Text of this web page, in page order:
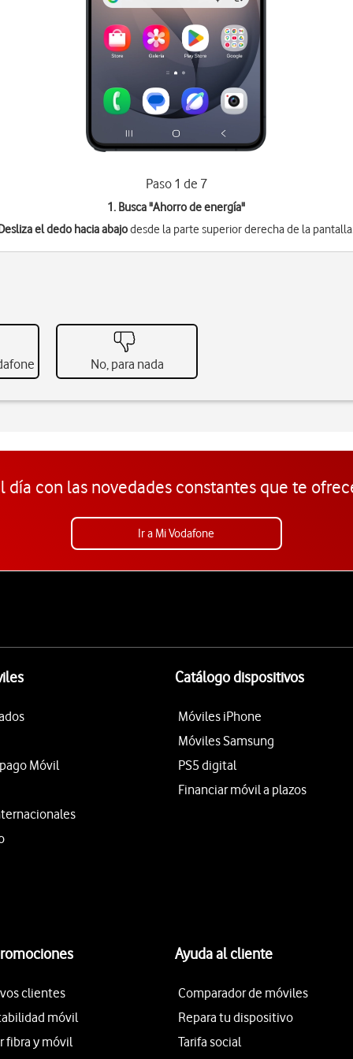
Paso 1 de 7
1. Busca "Ahorro de energía"
el dedo hacia abajodesde la parte superior derecha de la
No, para nada
día con las novedades constantes que te
Ir a Mi Vodafone
Móvil
Catálogo dispositivos
Móviles iPhone
Móviles Samsung
PS5 digital
Financiar móvil a plazos
clientes
móvil
fibra y móvil
Ayuda al cliente
Comparador de móviles
Repara tu dispositivo
Tarifa social